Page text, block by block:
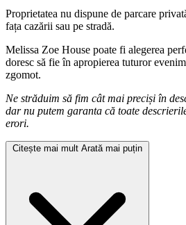
Proprietatea nu dispune de parcare
fața cazării sau pe stradă.
Melissa Zoe House poate fi alegerea
doresc să fie în apropierea tuturor
zgomot.
Ne străduim să fim cât mai preciși în
dar nu putem garanta că toate
erori.
Citește mai mult Arată mai puțin